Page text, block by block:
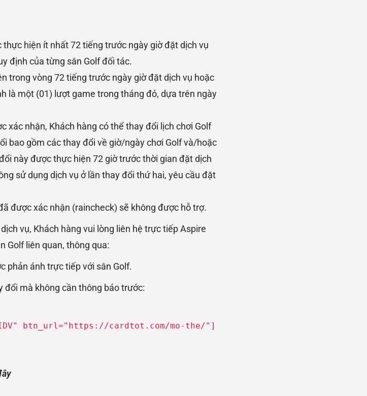
hiện ít nhất 72 tiếng trước ngày giờ đặt dịch vụ
định của từng sân Golf đối tác.
trong vòng 72 tiếng trước ngày giờ đặt dịch vụ hoặc
là một (01) lượt game trong tháng đó, dựa trên ngày
xác nhận, Khách hàng có thể thay đổi lịch chơi Golf
bao gồm các thay đổi về giờ/ngày chơi Golf và/hoặc
này được thực hiện 72 giờ trước thời gian đặt dịch
sử dụng dịch vụ ở lần thay đổi thứ hai, yêu cầu đặt
được xác nhận (raincheck) sẽ không được hỗ trợ.
vụ, Khách hàng vui lòng liên hệ trực tiếp Aspire
Golf liên quan, thông qua:
phản ánh trực tiếp với sân Golf.
đổi mà không cần thông báo trước:
btn_url="https://cardtot.com/mo-the/"]